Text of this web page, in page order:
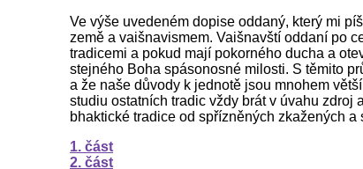
Ve výše uvedeném dopise oddaný, který mi
země a vaišnavismem. Vaišnavští oddaní po
tradicemi a pokud mají pokorného ducha a
stejného Boha spásonosné milosti. S těmito
a že naše důvody k jednotě jsou mnohem
studiu ostatních tradic vždy brát v úvahu
bhaktické tradice od spřízněných zkažených
1. část
2. část